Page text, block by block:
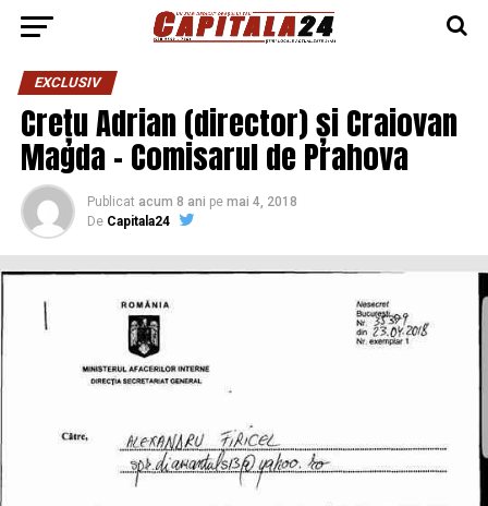
EXCLUSIV
Crețu Adrian (director) și Craiovan
Magda – Comisarul de Prahova
Publicat acum 8 ani pe mai 4, 2018
De Capitala24